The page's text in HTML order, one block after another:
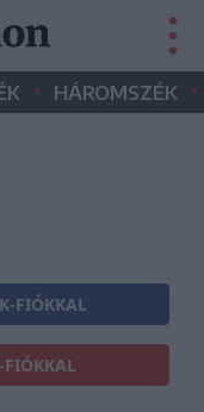
• HÁROMSZÉK •
FIÓKKAL
FIÓKKAL